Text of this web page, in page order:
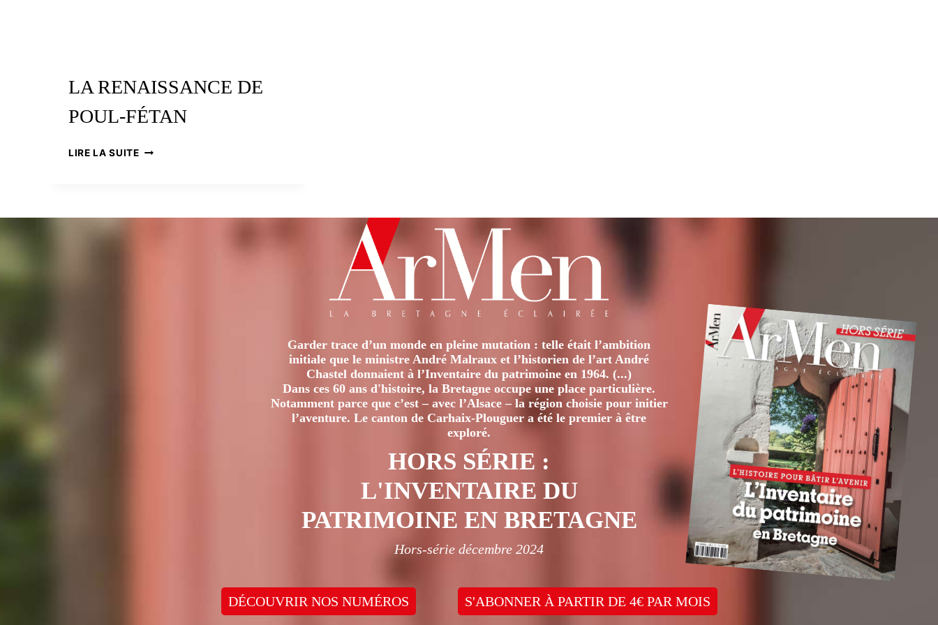
LA RENAISSANCE DE
POUL-FÉTAN
LIRE LA SUITELA
Garder trace d’un monde en pleine mutation : telle était l’ambition
initiale que le ministre André Malraux et l’historien de l’art André
Chastel donnaient à l’Inventaire du patrimoine en 1964. (...)
Dans ces 60 ans d'histoire, la Bretagne occupe une place particulière.
Notamment parce que c’est – avec l’Alsace – la région choisie pour initier
l’aventure. Le canton de Carhaix-Plouguer a été le premier à être
exploré.
HORS SÉRIE :
L'INVENTAIRE DU
PATRIMOINE EN BRETAGNE
Hors-série décembre 2024
DÉCOUVRIR NOS NUMÉROS S'ABONNER À PARTIR DE 4€ PAR MOIS